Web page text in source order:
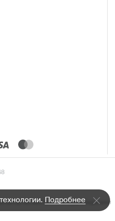
Подробнее
ШортыСвитшоты и худиПиджаки